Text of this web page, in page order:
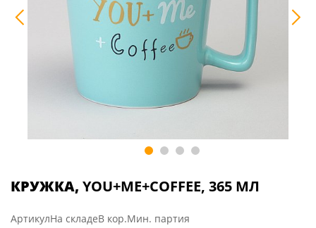
КРУЖКА, YOU+ME+COFFEE, 365 МЛ
АртикулНа складеВ кор.Мин. партия